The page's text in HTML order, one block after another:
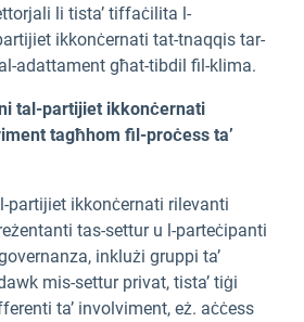
li tista’ tiffaċilita l-
ikkonċernati tat-tnaqqis tar-
adattament għat-tibdil fil-klima.
tal-partijiet ikkonċernati
tagħhom fil-proċess ta’
partijiet ikkonċernati rilevanti
tas-settur u l-parteċipanti
inklużi gruppi ta’
mis-settur privat, tista’ tiġi
ta’ involviment, eż. aċċess